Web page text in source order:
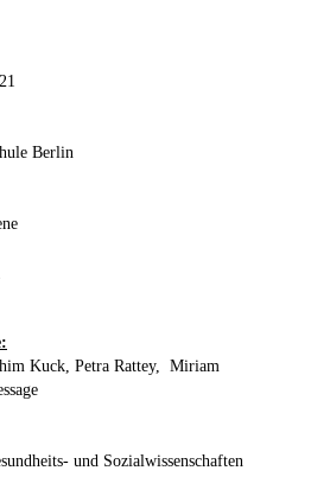
Berlin
Kuck, Petra Rattey, Miriam
und Sozialwissenschaften